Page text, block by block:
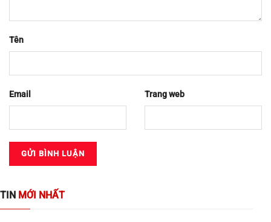
Tên
Email Trang web
TIN MỚI NHẤT